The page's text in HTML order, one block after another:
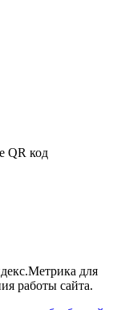
QR код
для
работы сайта.